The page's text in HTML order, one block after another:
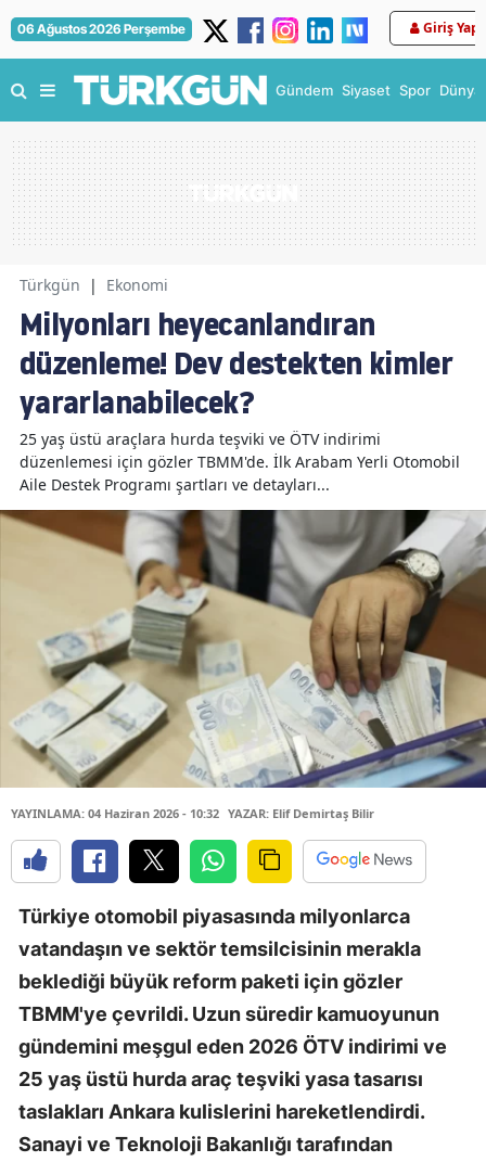
06 Ağustos 2026 Perşembe Giriş Yap
Gündem Siyaset Spor Dünya
Türkgün | Ekonomi
Milyonları heyecanlandıran
düzenleme! Dev destekten kimler
yararlanabilecek?
25 yaş üstü araçlara hurda teşviki ve ÖTV indirimi
düzenlemesi için gözler TBMM'de. İlk Arabam Yerli Otomobil
Aile Destek Programı şartları ve detayları...
YAYINLAMA: 04 Haziran 2026 - 10:32 YAZAR: Elif Demirtaş Bilir
Türkiye otomobil piyasasında milyonlarca
vatandaşın ve sektör temsilcisinin merakla
beklediği büyük reform paketi için gözler
TBMM'ye çevrildi. Uzun süredir kamuoyunun
gündemini meşgul eden 2026 ÖTV indirimi ve
25 yaş üstü hurda araç teşviki yasa tasarısı
taslakları Ankara kulislerini hareketlendirdi.
Sanayi ve Teknoloji Bakanlığı tarafından